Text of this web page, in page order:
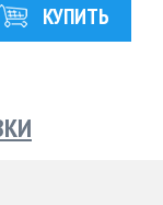
КУПИТЬ